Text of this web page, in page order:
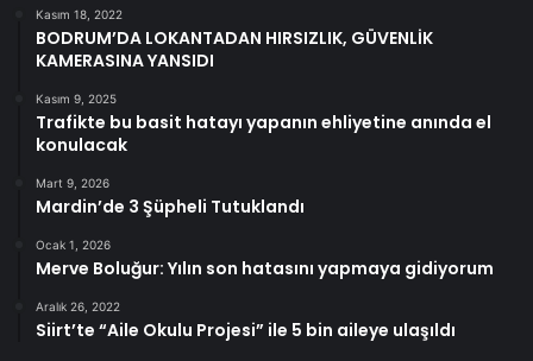
Kasım 18, 2022
BODRUM’DA LOKANTADAN HIRSIZLIK, GÜVENLİK
KAMERASINA YANSIDI
Kasım 9, 2025
Trafikte bu basit hatayı yapanın ehliyetine anında el
konulacak
Mart 9, 2026
Mardin’de 3 Şüpheli Tutuklandı
Ocak 1, 2026
Merve Boluğur: Yılın son hatasını yapmaya gidiyorum
Aralık 26, 2022
Siirt’te “Aile Okulu Projesi” ile 5 bin aileye ulaşıldı